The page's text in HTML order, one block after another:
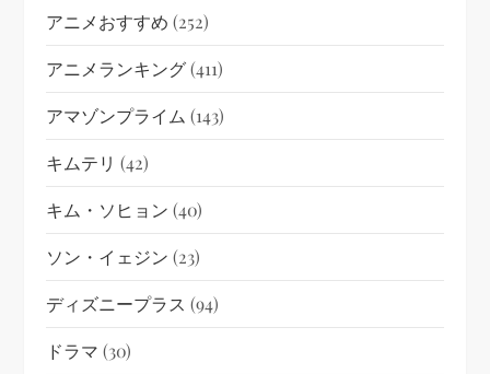
アニメおすすめ (252)
アニメランキング(411)
アマゾンプライム (143)
キムテリ (42)
キム・ソヒョン (40)
ソン・イェジン (23)
ディズニープラス (94)
ドラマ (30)